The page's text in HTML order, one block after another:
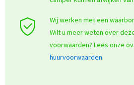
Wij werken met een
Wilt u meer weten over
voorwaarden? Lees onze
huurvoorwaarden.